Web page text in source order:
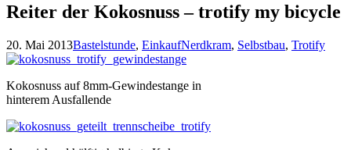
Reiter der Kokosnuss – trotify my bicycle
20. Mai 2013Bastelstunde, EinkaufNerdkram, Selbstbau, Trotify
Kokosnuss auf 8mm-Gewindestange in
hinterem Ausfallende